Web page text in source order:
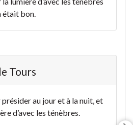
était bon.
Tours
présider au jour et à la nuit, et
d’avec les ténèbres.